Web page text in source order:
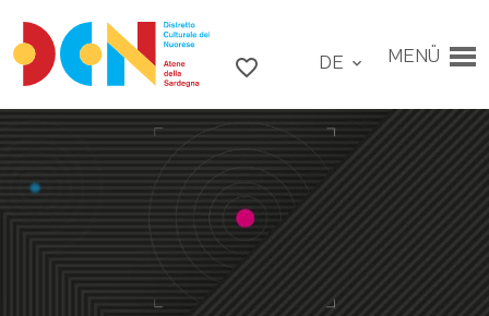
Zum Hauptmenü
Zum Footer
favorite_border DE expand_more MENÜ